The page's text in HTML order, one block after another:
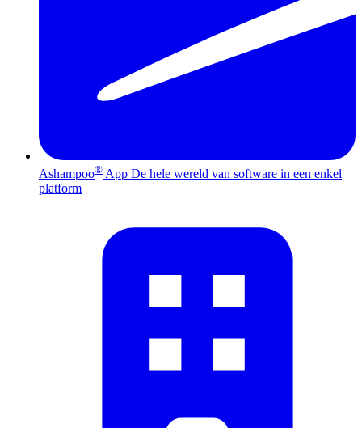
Ashampoo® App De hele wereld van software in een enkel
platform